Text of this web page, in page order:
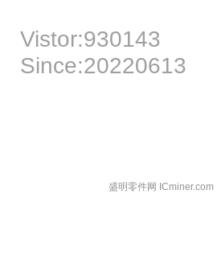
Vistor:930143
Since:20220613
盛明零件网 ICminer.com